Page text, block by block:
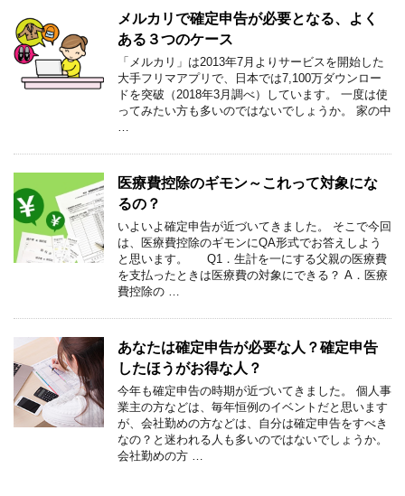
メルカリで確定申告が必要となる、よく
ある３つのケース
「メルカリ」は2013年7月よりサービスを開始した
大手フリマアプリで、日本では7,100万ダウンロー
ドを突破（2018年3月調べ）しています。 一度は使
ってみたい方も多いのではないでしょうか。 家の中
医療費控除のギモン～これって対象にな
るの？
いよいよ確定申告が近づいてきました。 そこで今回
は、医療費控除のギモンにQA形式でお答えしよう
と思います。 Q1．生計を一にする父親の医療費
を支払ったときは医療費の対象にできる？ A．医療
費控除の …
あなたは確定申告が必要な人？確定申告
したほうがお得な人？
今年も確定申告の時期が近づいてきました。 個人事
業主の方などは、毎年恒例のイベントだと思います
が、会社勤めの方などは、自分は確定申告をすべき
なの？と迷われる人も多いのではないでしょうか。
会社勤めの方 …